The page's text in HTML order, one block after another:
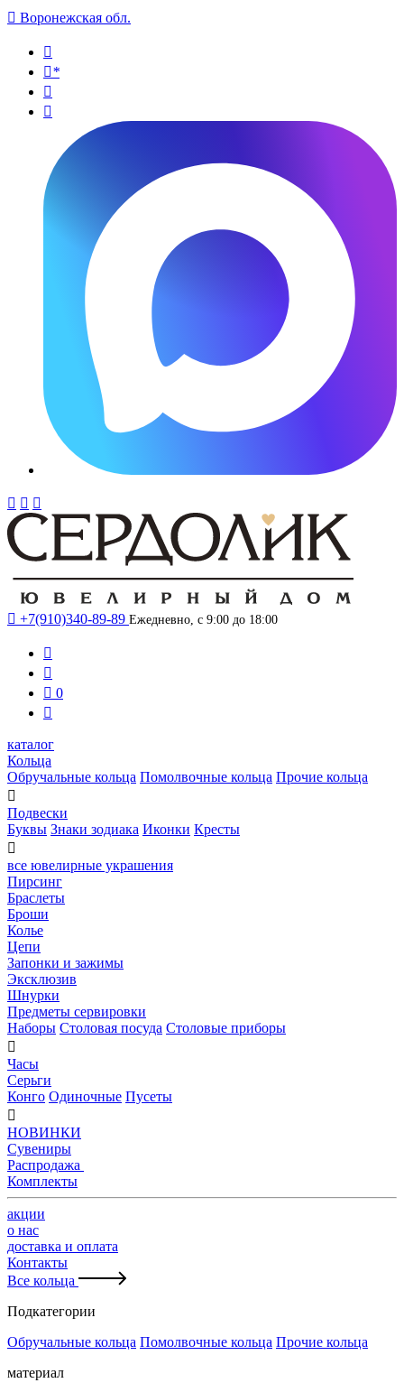
 Воронежская обл.

*


  
 +7(910)340-89-89 Ежедневно, с 9:00 до 18:00


 0

каталог
Кольца
Обручальные кольца Помолвочные кольца Прочие кольца

Подвески
Буквы Знаки зодиака Иконки Кресты

все ювелирные украшения
Пирсинг
Браслеты
Броши
Колье
Цепи
Запонки и зажимы
Эксклюзив
Шнурки
Предметы сервировки
Наборы Столовая посуда Столовые приборы

Часы
Серьги
Конго Одиночные Пусеты

НОВИНКИ
Сувениры
Распродажа
Комплекты
акции
о нас
доставка и оплата
Контакты
Все кольца
Подкатегории
Обручальные кольца Помолвочные кольца Прочие кольца
материал